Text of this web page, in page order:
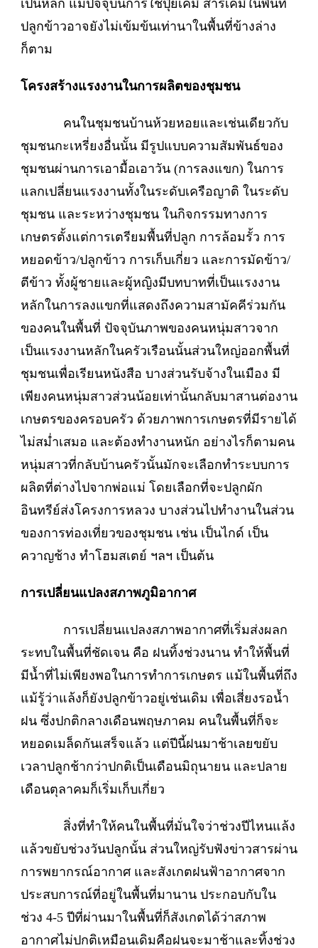
เป็นหลัก แม้ปัจจุบันการใช้ปุ๋ยเคมี สารเคมีในพื้นที่
ปลูกข้าวอาจยังไม่เข้มข้นเท่านาในพื้นที่ข้างล่าง
ก็ตาม
โครงสร้างแรงงานในการผลิตของชุมชน
คนในชุมชนบ้านห้วยหอยและเช่นเดียวกับ
ชุมชนกะเหรี่ยงอื่นนั้น มีรูปแบบความสัมพันธ์ของ
ชุมชนผ่านการเอามื้อเอาวัน (การลงแขก) ในการ
แลกเปลี่ยนแรงงานทั้งในระดับเครือญาติ ในระดับ
ชุมชน และระหว่างชุมชน ในกิจกรรมทางการ
เกษตรตั้งแต่การเตรียมพื้นที่ปลูก การล้อมรั้ว การ
หยอดข้าว/ปลูกข้าว การเก็บเกี่ยว และการมัดข้าว/
ตีข้าว ทั้งผู้ชายและผู้หญิงมีบทบาทที่เป็นแรงงาน
หลักในการลงแขกที่แสดงถึงความสามัคคีร่วมกัน
ของคนในพื้นที่ ปัจจุบันภาพของคนหนุ่มสาวจาก
เป็นแรงงานหลักในครัวเรือนนั้นส่วนใหญ่ออกพื้นที่
ชุมชนเพื่อเรียนหนังสือ บางส่วนรับจ้างในเมือง มี
เพียงคนหนุ่มสาวส่วนน้อยเท่านั้นกลับมาสานต่องาน
เกษตรของครอบครัว ด้วยภาพการเกษตรที่มีรายได้
ไม่สม่ำเสมอ และต้องทำงานหนัก อย่างไรก็ตามคน
หนุ่มสาวที่กลับบ้านครัวนั้นมักจะเลือกทำระบบการ
ผลิตที่ต่างไปจากพ่อแม่ โดยเลือกที่จะปลูกผัก
อินทรีย์ส่งโครงการหลวง บางส่วนไปทำงานในส่วน
ของการท่องเที่ยวของชุมชน เช่น เป็นไกด์ เป็น
ควาญช้าง ทำโฮมสเตย์ ฯลฯ เป็นต้น
การเปลี่ยนแปลงสภาพภูมิอากาศ
การเปลี่ยนแปลงสภาพอากาศที่เริ่มส่งผลก
ระทบในพื้นที่ชัดเจน คือ ฝนทิ้งช่วงนาน ทำให้พื้นที่
มีน้ำที่ไม่เพียงพอในการทำการเกษตร แม้ในพื้นที่ถึง
แม้รู้ว่าแล้งก็ยังปลูกข้าวอยู่เช่นเดิม เพื่อเสี่ยงรอน้ำ
ฝน ซึ่งปกติกลางเดือนพฤษภาคม คนในพื้นที่ก็จะ
หยอดเมล็ดกันเสร็จแล้ว แต่ปีนี้ฝนมาช้าเลยขยับ
เวลาปลูกช้ากว่าปกติเป็นเดือนมิถุนายน และปลาย
เดือนตุลาคมก็เริ่มเก็บเกี่ยว
สิ่งที่ทำให้คนในพื้นที่มั่นใจว่าช่วงปีไหนแล้ง
แล้วขยับช่วงวันปลูกนั้น ส่วนใหญ่รับฟังข่าวสารผ่าน
การพยากรณ์อากาศ และสังเกตฝนฟ้าอากาศจาก
ประสบการณ์ที่อยู่ในพื้นที่มานาน ประกอบกับใน
ช่วง 4-5 ปีที่ผ่านมาในพื้นที่ก็สังเกตได้ว่าสภาพ
อากาศไม่ปกติเหมือนเดิมคือฝนจะมาช้าและทิ้งช่วง